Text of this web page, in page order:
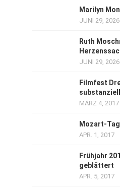
Marilyn
JUNI 29, 2026
Ruth
JUNI 29, 2026
Filmfest
substanziell
MÄRZ 4, 2017
Mozart-
APR. 1, 2017
Frühjahr
geblättert
APR. 5, 2017